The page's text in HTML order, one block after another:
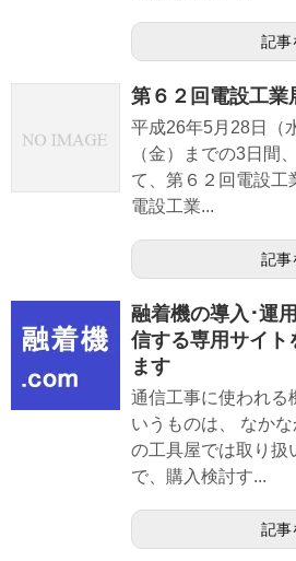
記事
第６２回電設工業
平成26年5月28日（
（金）までの3日間
て、第６２回電設工
電設工業...
記事
融着機の導入･運
信する専用サイト
ます
通信工事に使われる
いうものは、 なか
の工具屋では取り扱
で、購入検討す...
記事